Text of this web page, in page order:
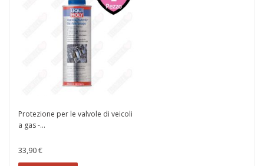
Protezione per le valvole di veicoli
a gas -...
33,90 €